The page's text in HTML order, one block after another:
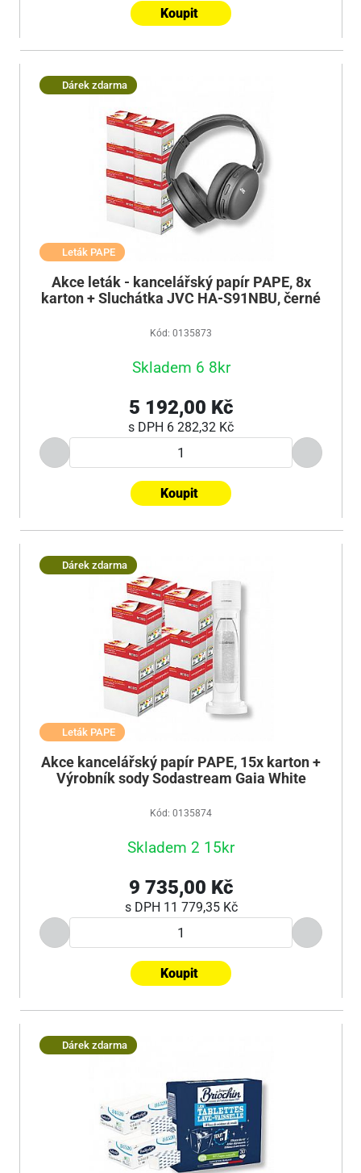
Koupit
Dárek zdarma
Leták PAPE
Akce leták - kancelářský papír PAPE, 8x
karton + Sluchátka JVC HA-S91NBU, černé
Kód: 0135873
Skladem 6 8kr
5 192,00 Kč
s DPH 6 282,32 Kč
Koupit
Dárek zdarma
Leták PAPE
Akce kancelářský papír PAPE, 15x karton +
Výrobník sody Sodastream Gaia White
Kód: 0135874
Skladem 2 15kr
9 735,00 Kč
s DPH 11 779,35 Kč
Koupit
Dárek zdarma